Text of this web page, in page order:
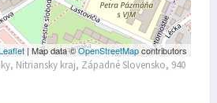
| Map data ©OpenStreetMapcontributors
Nitriansky kraj, Západné Slovensko, 940